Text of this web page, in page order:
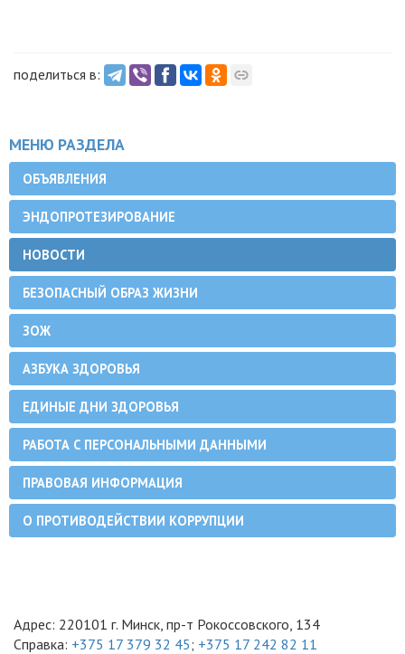
поделиться в:
МЕНЮ РАЗДЕЛА
ОБЪЯВЛЕНИЯ
ЭНДОПРОТЕЗИРОВАНИЕ
НОВОСТИ
БЕЗОПАСНЫЙ ОБРАЗ ЖИЗНИ
ЗОЖ
АЗБУКА ЗДОРОВЬЯ
ЕДИНЫЕ ДНИ ЗДОРОВЬЯ
РАБОТА С ПЕРСОНАЛЬНЫМИ ДАННЫМИ
ПРАВОВАЯ ИНФОРМАЦИЯ
О ПРОТИВОДЕЙСТВИИ КОРРУПЦИИ
Адрес: 220101 г. Минск, пр-т Рокоссовского, 134
Справка: +375 17 379 32 45; +375 17 242 82 11